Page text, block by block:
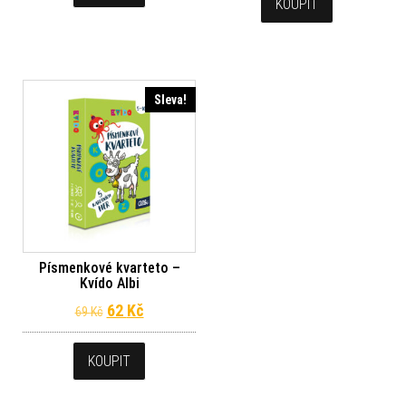
KOUPIT
Sleva!
Písmenkové kvarteto –
Kvído Albi
69Kč Původní cena byla: 69 Kč.
62 KčAktuální cena je: 62 Kč.
KOUPIT